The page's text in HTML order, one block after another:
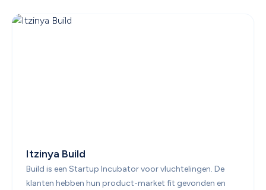
Itzinya Build
Build is een Startup Incubator voor vluchtelingen. De
klanten hebben hun product-market fit gevonden en